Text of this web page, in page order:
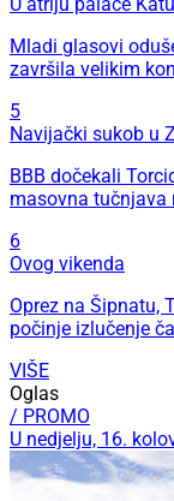
U atriju palače
Mladi glasovi
završila velikim
5
Navijački sukob u
BBB dočekali
masovna tučnjava
6
Ovog vikenda
Oprez na Šipnatu,
počinje izlučenje
VIŠE
Oglas
/ PROMO
U nedjelju, 16.